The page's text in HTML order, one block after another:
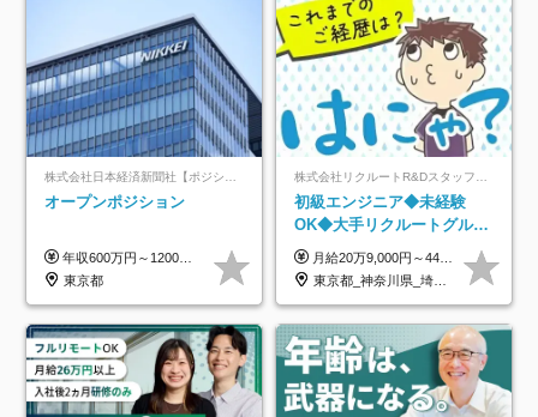
オープンポジション
年収600万円～1200万円 ※上記年収は、想定年収です。住居費補助、子手当などの各種手当を含む金額です。 ※経験・能力等を考慮の上、当社規定により決定します。
東京都
初級エンジニア◆未経験
OK◆大手リクルートグルー
プ正社員◆独自の教育体制
◆住宅手当制度あり/s
月給20万9,000円～44万円 ※試用期間6カ月あり（期間中の待遇に変更なし） ※経験・能力・前給を考慮の上、決定いたします ※時間外手当100％支給 ※派遣就業先が変更となる場合には、就業規則、労使協定等に基づき賃金が変更となる可能性があります
東京都_神奈川県_埼玉県_千葉県_大阪府_愛知県_青森県_岩手県_宮城県_秋田県_山形県_福島県_茨城県_栃木県_群馬県_山梨県_長野県_福井県_静岡県_岐阜県_三重県_兵庫県_京都府_滋賀県_奈良県_広島県_岡山県_山口県_香川県_福岡県_熊本県_佐賀県_長崎県_大分県_宮崎県_鹿児島県